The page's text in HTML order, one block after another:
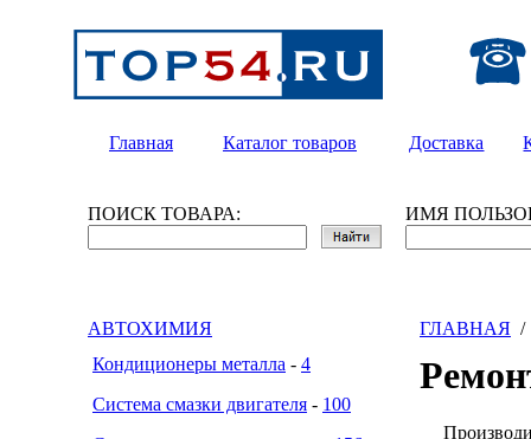
Главная Каталог товаров Доставка
ПОИСК ТОВАРА: ИМЯ
АВТОХИМИЯ
Кондиционеры металла - 4
Система смазки двигателя - 100
ГЛАВНАЯ